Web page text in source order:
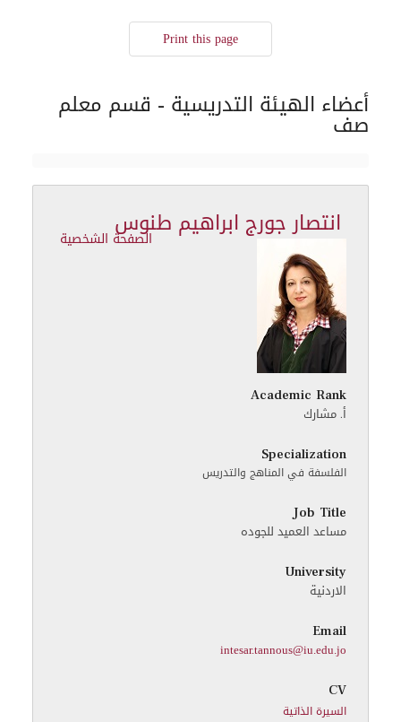
Print this page
أعضاء الهيئة التدريسية - قسم معلم
صف
انتصار جورج ابراهيم طنوسالصفحة الشخصية
Academic Rank
أ. مشارك
Specialization
الفلسفة في المناهج والتدريس
Job Title
مساعد العميد للجوده
University
الاردنية
Email
intesar.tannous@iu.edu.jo
CV
السيرة الذاتية